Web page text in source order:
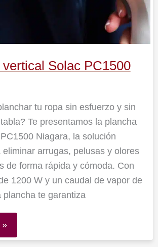
vertical Solac PC1500
tu ropa sin esfuerzo y sin
Te presentamos la plancha
Niagara, la solución
eliminar arrugas, pelusas y olores
de forma rápida y cómoda. Con
1200 W y un caudal de vapor de
plancha te garantiza
»